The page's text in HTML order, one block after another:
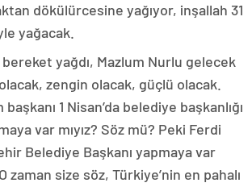
dökülürcesine yağıyor, inşallah 31
yağacak.
bereket yağdı, Mazlum Nurlu gelecek
zengin olacak, güçlü olacak.
başkanı 1 Nisan’da belediye başkanlığı
var mıyız? Söz mü? Peki Ferdi
Belediye Başkanı yapmaya var
zaman size söz, Türkiye’nin en pahalı